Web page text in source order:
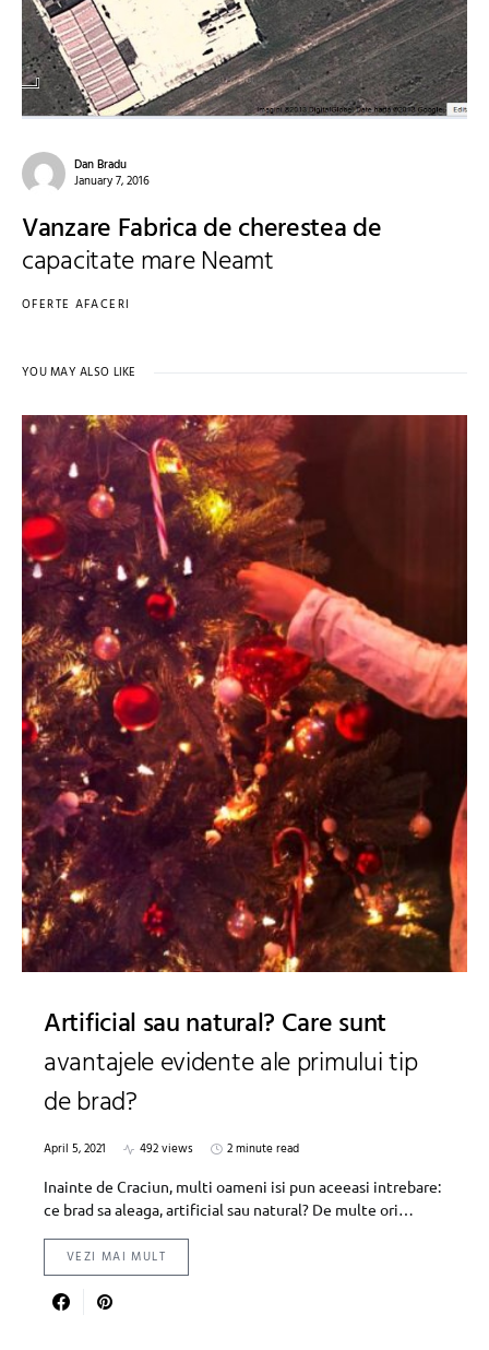
Dan Bradu
January 7, 2016
Vanzare Fabrica de cherestea de
capacitate mare Neamt
OFERTE AFACERI
YOU MAY ALSO LIKE
Artificial sau natural? Care sunt
avantajele evidente ale primului tip
de brad?
April 5, 2021 492 views
2 minute read
Inainte de Craciun, multi oameni isi pun aceeasi intrebare:
ce brad sa aleaga, artificial sau natural? De multe ori…
VEZI MAI MULT